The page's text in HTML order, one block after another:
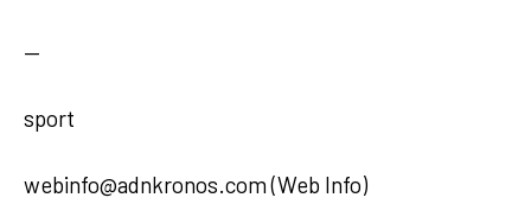
—
sport
webinfo@adnkronos.com (Web Info)